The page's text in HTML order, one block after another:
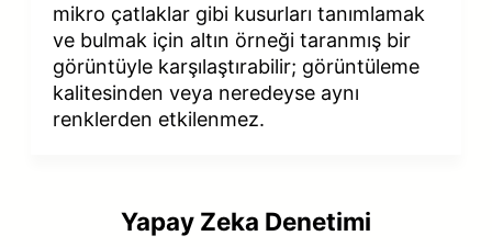
mikro çatlaklar gibi kusurları tanımlamak
ve bulmak için altın örneği taranmış bir
görüntüyle karşılaştırabilir; görüntüleme
kalitesinden veya neredeyse aynı
renklerden etkilenmez.
Yapay Zeka Denetimi